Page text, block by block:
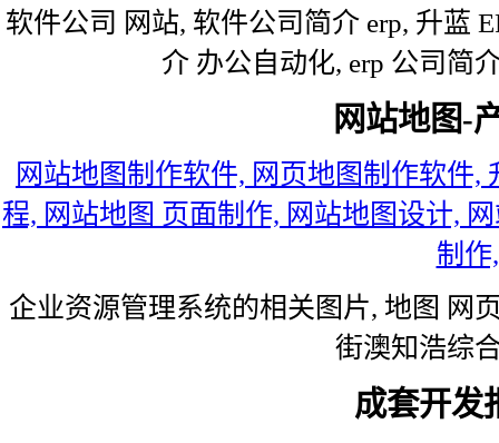
软件公司 网站, 软件公司简介 erp, 升蓝
介 办公自动化, erp 公司简
网站地图-
网站地图制作软件, 网页地图制作软件
程, 网站地图 页面制作, 网站地图设计,
制作,
企业资源管理系统的相关图片, 地图 网
街澳知浩综
成套开发